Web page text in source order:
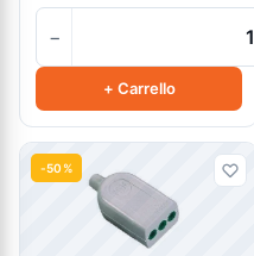
−
+ Carrello
-50%